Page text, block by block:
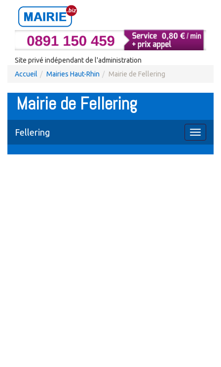
Site privé indépendant de l'administration
Accueil
Mairies Haut-Rhin Mairie de Fellering
Mairie de Fellering
Toggle
Fellering